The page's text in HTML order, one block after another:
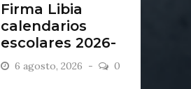
Firma Libia
calendarios
escolares 2026-
2027
6 agosto, 2026 0